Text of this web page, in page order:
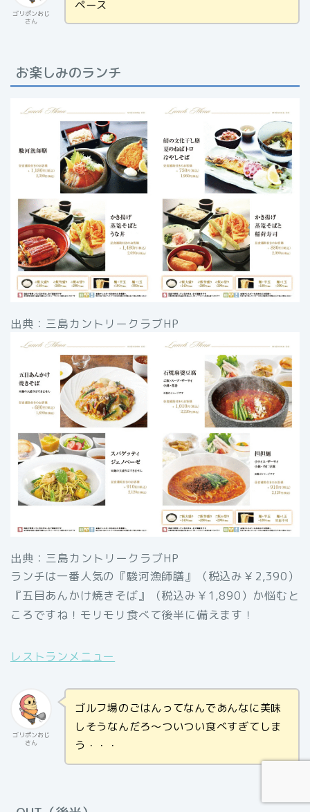
ゴリポンおじ
さん
ペース
お楽しみのランチ
出典：三島カントリークラブHP
出典：三島カントリークラブHP
ランチは一番人気の『駿河漁師膳』（税込み￥2,390）
『五目あんかけ焼きそば』（税込み￥1,890）か悩むと
ころですね！モリモリ食べて後半に備えます！
レストランメニュー
ゴリポンおじ
さん
ゴルフ場のごはんってなんであんなに美味
しそうなんだろ〜ついつい食べすぎてしま
う・・・